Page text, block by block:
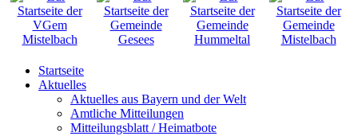
Startseite
Aktuelles
Aktuelles aus Bayern und der Welt
Amtliche Mitteilungen
Mitteilungsblatt / Heimatbote